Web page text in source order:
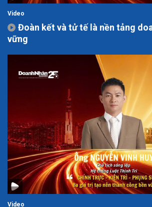
Video
Đoàn kết và tử tế là nền tảng
vững
Video